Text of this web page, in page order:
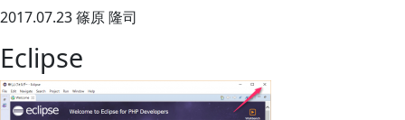
2017.07.23篠原 隆司
Eclipse